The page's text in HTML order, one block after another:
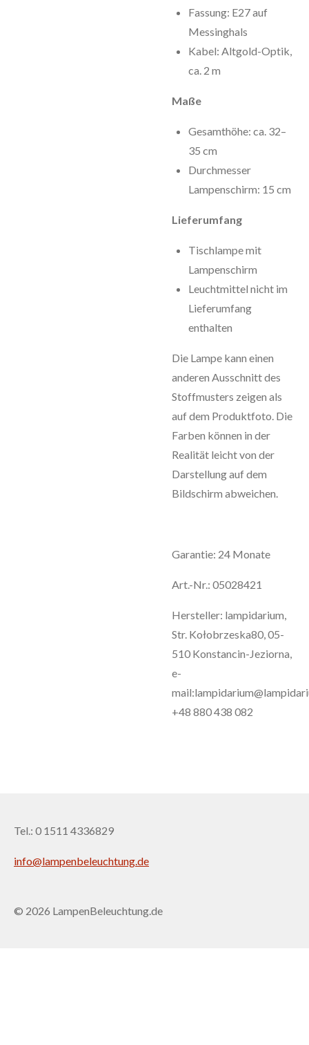
Fassung: E27 auf
Messinghals
Kabel: Altgold-Optik,
ca. 2 m
Maße
Gesamthöhe: ca. 32–
35 cm
Durchmesser
Lampenschirm: 15 cm
Lieferumfang
Tischlampe mit
Lampenschirm
Leuchtmittel nicht im
Lieferumfang
enthalten
Die Lampe kann einen
anderen Ausschnitt des
Stoffmusters zeigen als
auf dem Produktfoto. Die
Farben können in der
Realität leicht von der
Darstellung auf dem
Bildschirm abweichen.
Garantie: 24 Monate
Art.-Nr.: 05028421
Hersteller: lampidarium,
Str. Kołobrzeska80, 05-
510 Konstancin-Jeziorna,
e-
+48 880 438 082
Tel.: 0 1511 4336829
info@lampenbeleuchtung.de
© 2026 LampenBeleuchtung.de